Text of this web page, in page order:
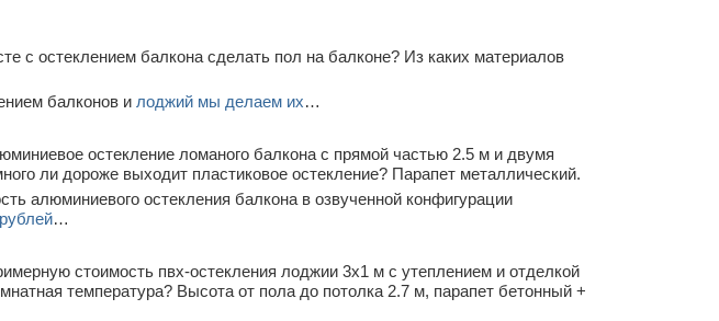
с остеклением балкона сделать пол на балконе? Из каких материалов
балконов и лоджий мы делаем их…
остекление ломаного балкона с прямой частью 2.5 м и двумя
ли дороже выходит пластиковое остекление? Парапет металлический.
алюминиевого остекления балкона в озвученной конфигурации
…
стоимость пвх-остекления лоджии 3х1 м с утеплением и отделкой
температура? Высота от пола до потолка 2.7 м, парапет бетонный +